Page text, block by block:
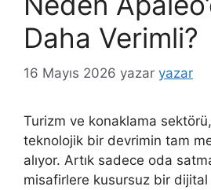
Daha Verimli?
16 Mayıs 2026 yazar yazar
Turizm ve konaklama sektörü,
teknolojik bir devrimin tam
alıyor. Artık sadece oda
misafirlere kusursuz bir